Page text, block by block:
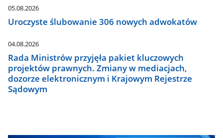
05.08.2026
Uroczyste ślubowanie 306 nowych adwokatów
04.08.2026
Rada Ministrów przyjęła pakiet kluczowych
projektów prawnych. Zmiany w mediacjach,
dozorze elektronicznym i Krajowym Rejestrze
Sądowym